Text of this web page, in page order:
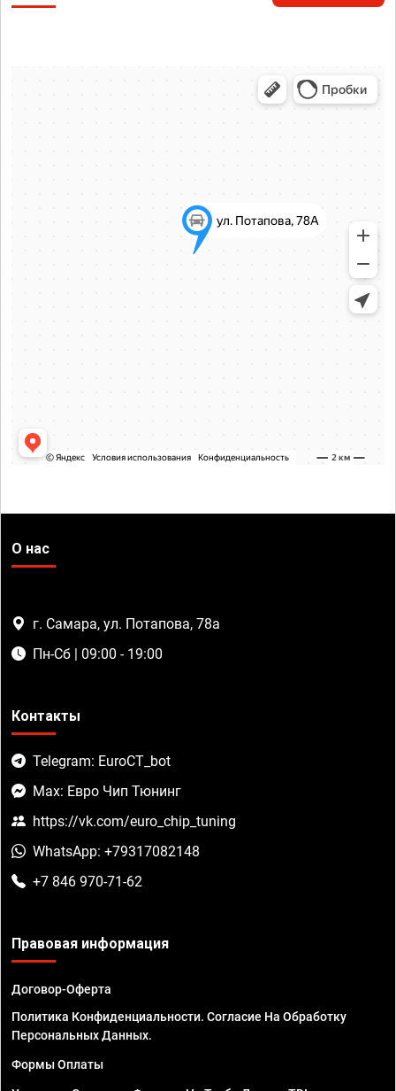
О нас
г. Самара, ул. Потапова, 78а
Пн-Сб | 09:00 - 19:00
Контакты
Telegram: EuroCT_bot
Max: Евро Чип Тюнинг
https://vk.com/euro_chip_tuning
WhatsApp: +79317082148
+7 846 970-71-62
Правовая информация
Договор-Оферта
Политика Конфиденциальности. Согласие На Обработку
Персональных Данных.
Формы Оплаты